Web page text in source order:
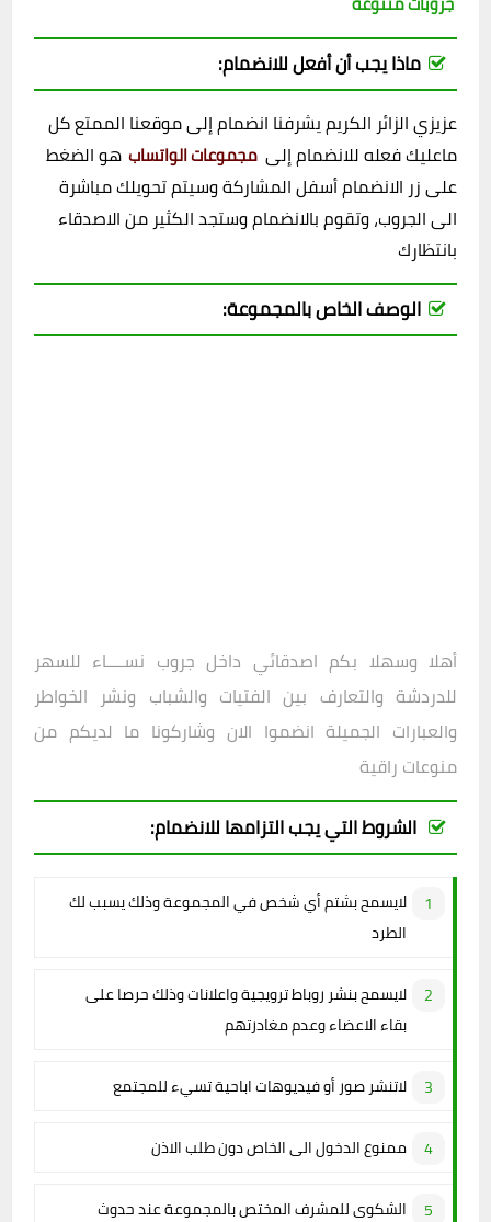
ماذا يجب أن أفعل للانضمام:
عزيزي الزائر الكريم يشرفنا انضمام إلى موقعنا الممتع كل
ماعليك فعله للانضمام إلى مجموعات الواتساب هو الضغط
على زر الانضمام أسفل المشاركة وسيتم تحويلك مباشرة
الى الجروب، وتقوم بالانضمام وستجد الكثير من الاصدقاء
بانتظارك
الوصف الخاص بالمجموعة:
أهلا وسهلا بكم اصدقائي داخل جروب نســــاء للسهر
للدردشة والتعارف بين الفتيات والشباب ونشر الخواطر
والعبارات الجميلة انضموا الان وشاركونا ما لديكم من
منوعات راقية
الشروط التي يجب التزامها للانضمام:
لايسمح بشتم أي شخص في المجموعة وذلك يسبب لك
الطرد
لايسمح بنشر روباط ترويجية واعلانات وذلك حرصا على
بقاء الاعضاء وعدم مغادرتهم
لاتنشر صور أو فيديوهات اباحية تسيء للمجتمع
ممنوع الدخول الى الخاص دون طلب الاذن
الشكوى للمشرف المختص بالمجموعة عند حدوث